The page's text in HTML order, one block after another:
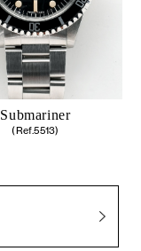
Submariner
(Ref.5513)